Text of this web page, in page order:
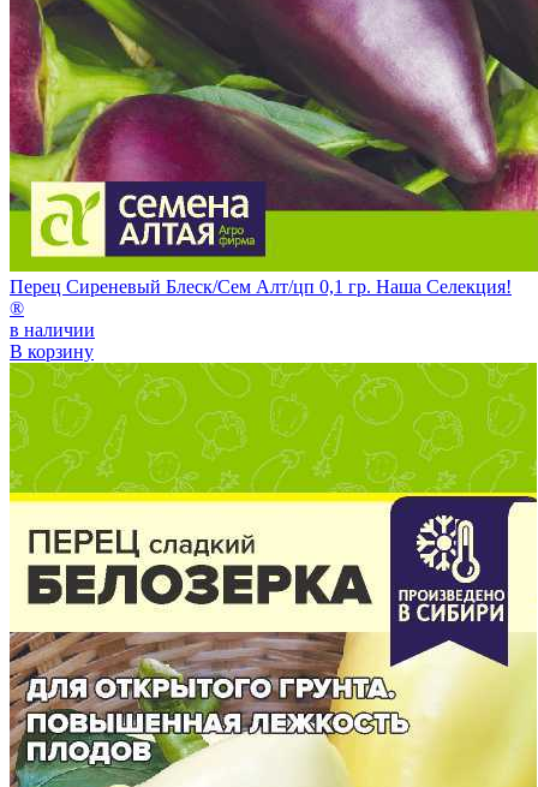
Перец Сиреневый Блеск/Сем Алт/цп 0,1 гр. Наша Селекция!
®
в наличии
В корзину